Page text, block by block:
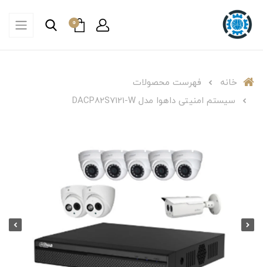
0
خانه
فهرست محصولات
سیستم امنیتی داهوا مدل DACP82S7121-W